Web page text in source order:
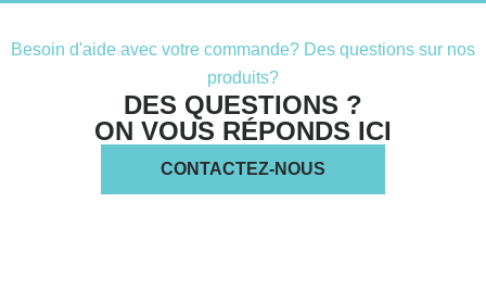
Besoin d'aide avec votre commande? Des questions sur nos
produits?
DES QUESTIONS ?
ON VOUS RÉPONDS ICI
CONTACTEZ-NOUS